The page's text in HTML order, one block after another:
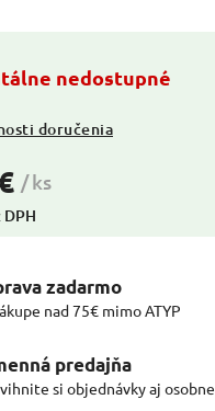
/ ks
nedostupné
doručenia
zadarmo
nad 75€ mimo ATYP
predajňa
si objednávky aj osobne